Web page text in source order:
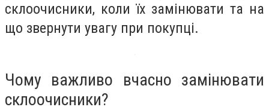
склоочисники, коли їх замінювати та на
що звернути увагу при покупці.
Чому важливо вчасно замінювати
склоочисники?